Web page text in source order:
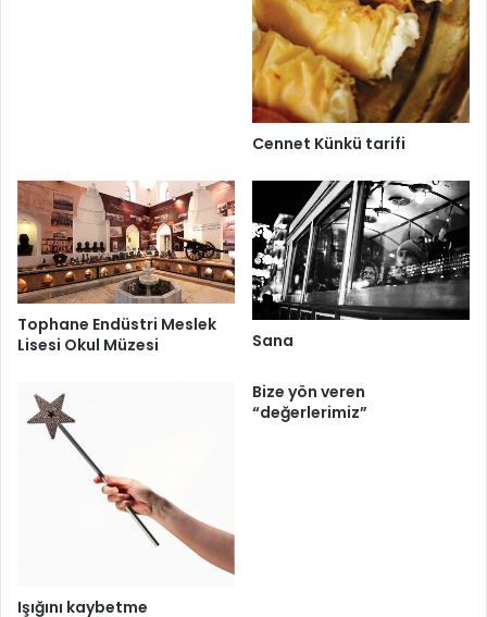
Cennet Künkü tarifi
Tophane Endüstri Meslek
Lisesi Okul Müzesi
Sana
Işığını kaybetme
Bize yön veren
“değerlerimiz”